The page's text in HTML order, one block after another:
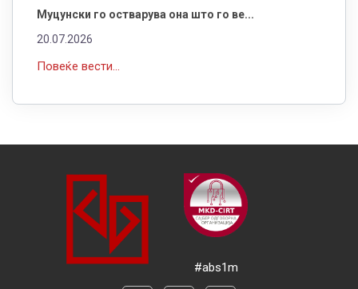
Муцунски го остварува она што го ве...
20.07.2026
Повеќе вести...
#abs1m